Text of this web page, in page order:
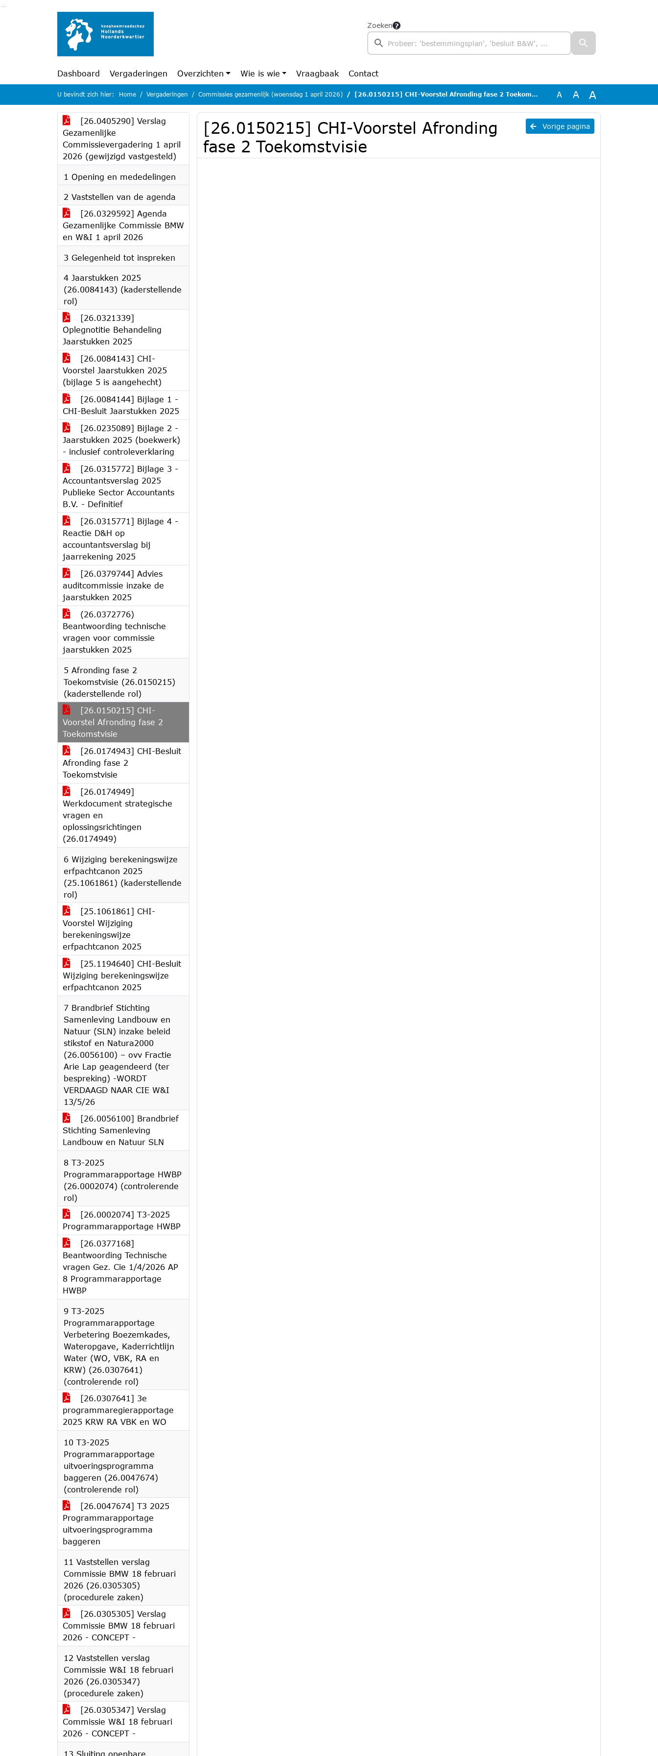
Ga naar de inhoud van deze pagina
Ga naar het zoeken
Ga naar het menu
Zoeken
Dashboard Vergaderingen Overzichten Wie is wie Vraagbaak Contact
U bevindt zich hier: Home Vergaderingen Commissies gezamenlijk (woensdag 1 april 2026) [26.0150215] CHI-Voorstel Afronding fase 2 Toekomstvisie A A A
[26.0405290] Verslag
Gezamenlijke
Commissievergadering 1 april
2026 (gewijzigd vastgesteld)
1 Opening en mededelingen
2 Vaststellen van de agenda
[26.0329592] Agenda
Gezamenlijke Commissie BMW
en W&I 1 april 2026
3 Gelegenheid tot inspreken
4 Jaarstukken 2025
(26.0084143) (kaderstellende
rol)
[26.0321339]
Oplegnotitie Behandeling
Jaarstukken 2025
[26.0084143] CHI-
Voorstel Jaarstukken 2025
(bijlage 5 is aangehecht)
[26.0084144] Bijlage 1 -
CHI-Besluit Jaarstukken 2025
[26.0235089] Bijlage 2 -
Jaarstukken 2025 (boekwerk)
- inclusief controleverklaring
[26.0315772] Bijlage 3 -
Accountantsverslag 2025
Publieke Sector Accountants
B.V. - Definitief
[26.0315771] Bijlage 4 -
Reactie D&H op
accountantsverslag bij
jaarrekening 2025
[26.0379744] Advies
auditcommissie inzake de
jaarstukken 2025
(26.0372776)
Beantwoording technische
vragen voor commissie
jaarstukken 2025
5 Afronding fase 2
Toekomstvisie (26.0150215)
(kaderstellende rol)
[26.0150215] CHI-
Voorstel Afronding fase 2
Toekomstvisie
[26.0174943] CHI-Besluit
Afronding fase 2
Toekomstvisie
[26.0174949]
Werkdocument strategische
vragen en
oplossingsrichtingen
(26.0174949)
6 Wijziging berekeningswijze
erfpachtcanon 2025
(25.1061861) (kaderstellende
rol)
[25.1061861] CHI-
Voorstel Wijziging
berekeningswijze
erfpachtcanon 2025
[25.1194640] CHI-Besluit
Wijziging berekeningswijze
erfpachtcanon 2025
7 Brandbrief Stichting
Samenleving Landbouw en
Natuur (SLN) inzake beleid
stikstof en Natura2000
(26.0056100) – ovv Fractie
Arie Lap geagendeerd (ter
bespreking) -WORDT
VERDAAGD NAAR CIE W&I
13/5/26
[26.0056100] Brandbrief
Stichting Samenleving
Landbouw en Natuur SLN
8 T3-2025
Programmarapportage HWBP
(26.0002074) (controlerende
rol)
[26.0002074] T3-2025
Programmarapportage HWBP
[26.0377168]
Beantwoording Technische
vragen Gez. Cie 1/4/2026 AP
8 Programmarapportage
HWBP
9 T3-2025
Programmarapportage
Verbetering Boezemkades,
Wateropgave, Kaderrichtlijn
Water (WO, VBK, RA en
KRW) (26.0307641)
(controlerende rol)
[26.0307641] 3e
programmaregierapportage
2025 KRW RA VBK en WO
10 T3-2025
Programmarapportage
uitvoeringsprogramma
baggeren (26.0047674)
(controlerende rol)
[26.0047674] T3 2025
Programmarapportage
uitvoeringsprogramma
baggeren
11 Vaststellen verslag
Commissie BMW 18 februari
2026 (26.0305305)
(procedurele zaken)
[26.0305305] Verslag
Commissie BMW 18 februari
2026 - CONCEPT -
12 Vaststellen verslag
Commissie W&I 18 februari
2026 (26.0305347)
(procedurele zaken)
[26.0305347] Verslag
Commissie W&I 18 februari
2026 - CONCEPT -
13 Sluiting openbare
Vorige pagina
[26.0150215] CHI-Voorstel Afronding
fase 2 Toekomstvisie